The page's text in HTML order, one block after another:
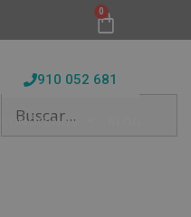
0
910 052 681
CONÓCENOS